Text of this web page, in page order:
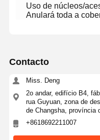
Casos
Solicite
Sistema de água
Uso de núcleos/
Anulará toda a
Contacto
Miss. Deng
2o andar, edifício B4,
rua Guyuan, zona de
de Changsha, província
+8618692211007